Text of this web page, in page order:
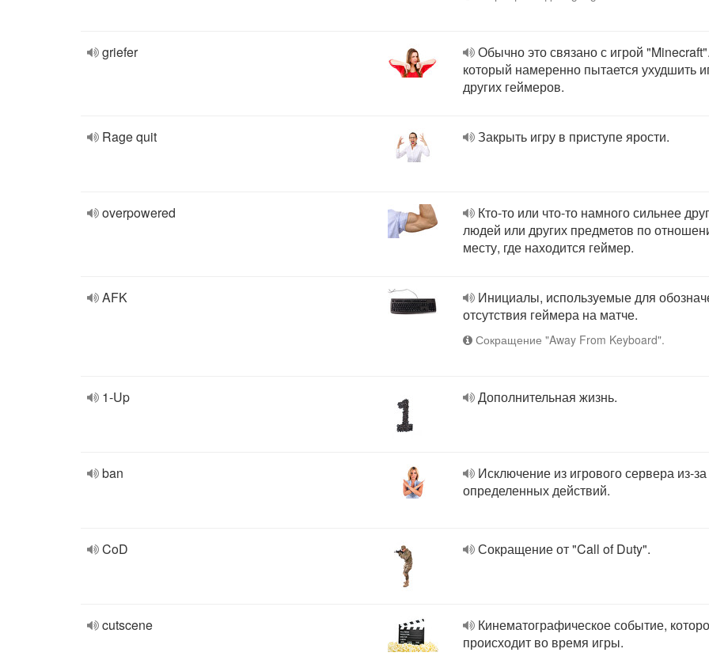
griefer
Обычно это связано с игрой
который намеренно пытается ухудшить
других геймеров.
Rage quit Закрыть игру в приступе ярости.
overpowered
Кто-то или что-то намного сильнее
людей или других предметов по
месту, где находится геймер.
AFK
Инициалы, используемые для
отсутствия геймера на матче.
Сокращение "Away From Keyboard".
1-Up Дополнительная жизнь.
ban
Исключение из игрового сервера из-за
определенных действий.
CoD Сокращение от "Call of Duty".
cutscene
Кинематографическое событие,
происходит во время игры.